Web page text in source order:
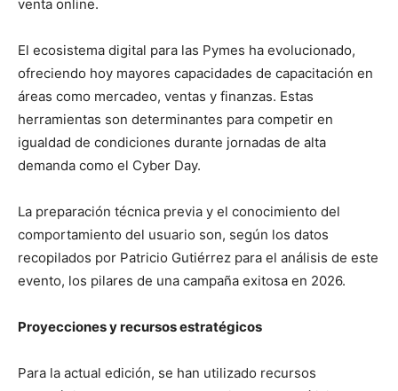
venta online.
El ecosistema digital para las Pymes ha evolucionado,
ofreciendo hoy mayores capacidades de capacitación en
áreas como mercadeo, ventas y finanzas. Estas
herramientas son determinantes para competir en
igualdad de condiciones durante jornadas de alta
demanda como el Cyber Day.
La preparación técnica previa y el conocimiento del
comportamiento del usuario son, según los datos
recopilados por Patricio Gutiérrez para el análisis de este
evento, los pilares de una campaña exitosa en 2026.
Proyecciones y recursos estratégicos
Para la actual edición, se han utilizado recursos